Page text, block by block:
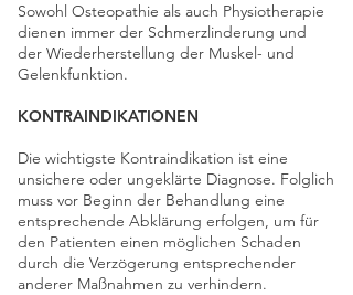
Sowohl Osteopathie als auch Physiotherapie
dienen immer der Schmerzlinderung und
der Wiederherstellung der Muskel- und
Gelenkfunktion.
KONTRAINDIKATIONEN
Die wichtigste Kontraindikation ist eine
unsichere oder ungeklärte Diagnose. Folglich
muss vor Beginn der Behandlung eine
entsprechende Abklärung erfolgen, um für
den Patienten einen möglichen Schaden
durch die Verzögerung entsprechender
anderer Maßnahmen zu verhindern.